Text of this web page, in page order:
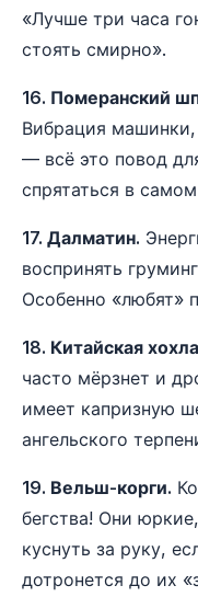
«Лучше три часа
стоять смирно».
16. Померанский
Вибрация
— всё это повод
спрятаться в
17. Далматин.
воспринять
Особенно «любят»
18. Китайская
часто мёрзнет и
имеет капризную
ангельского
19. Вельш-корги.
бегства! Они
куснуть за руку,
дотронется до их